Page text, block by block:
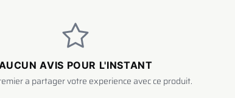
AVIS POUR L'INSTANT
a partager votre experience avec ce produit.